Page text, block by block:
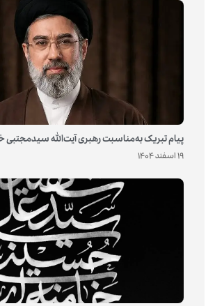
پیام تبریک به‌مناسبت رهبری آیت‌الله سیدمجتبی
19 اسفند 1404